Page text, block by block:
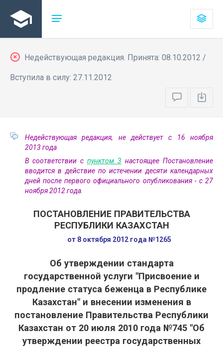
Недействующая редакция. Принята: 08.10.2012 /
Вступила в силу: 27.11.2012
Недействующая редакция, не действует с 16 ноября
2013 года
В соответствии с пунктом 3 настоящее Постановление
вводится в действие по истечении десяти календарных
дней после первого официального опубликования - с 27
ноября 2012 года.
ПОСТАНОВЛЕНИЕ ПРАВИТЕЛЬСТВА
РЕСПУБЛИКИ КАЗАХСТАН
от 8 октября 2012 года №1265
Об утверждении стандарта
государственной услуги "Присвоение и
продление статуса беженца в Республике
Казахстан" и внесении изменения в
постановление Правительства Республики
Казахстан от 20 июля 2010 года №745 "Об
утверждении реестра государственных